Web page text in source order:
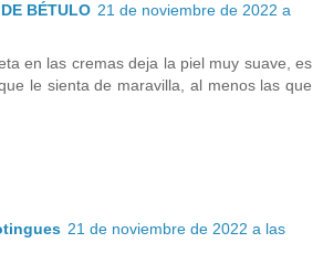
BÉTULO 21 de noviembre de 2022 a
en las cremas deja la piel muy suave, es
le sienta de maravilla, al menos las que
21 de noviembre de 2022 a las